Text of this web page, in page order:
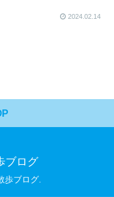
2024.02.14
ブログ
歩ブログ.